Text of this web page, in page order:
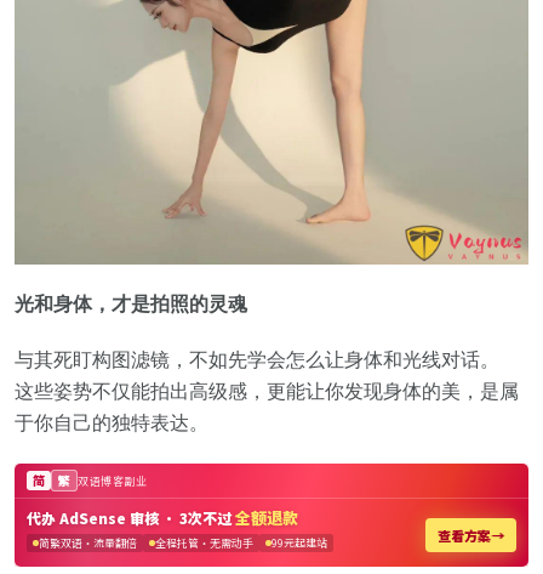
光和身体，才是拍照的灵魂
与其死盯构图滤镜，不如先学会怎么让身体和光线对话。
这些姿势不仅能拍出高级感，更能让你发现身体的美，是属
于你自己的独特表达。